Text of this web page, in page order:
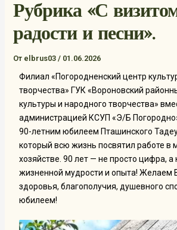
Рубрика «С
радости и песни».
От elbrus03 / 01.06.2026
Филиал «Погородненский центр
творчества» ГУК «Вороновский
культуры и народного творчества»
администрацией КСУП «Э/Б
90-летним юбилеем Пташинского
который всю жизнь посвятил работе в
хозяйстве. 90 лет — не просто цифра, а
жизненной мудрости и опыта! Желаем
здоровья, благополучия, душевного
юбилеем!